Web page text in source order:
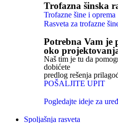
Trofazna šinska
Trofazne šine i oprema
Rasveta za trofazne
Potrebna Vam je
oko
Naš tim je tu da
dobićete
predlog rešenja
POŠALJITE UPIT
Pogledajte ideje za
Spoljašnja rasveta